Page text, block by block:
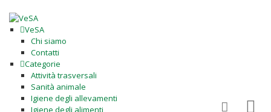
VeSA
Chi siamo
Contatti
Categorie
Attività trasversali
Sanità animale
Igiene degli allevamenti
Igiene degli alimenti